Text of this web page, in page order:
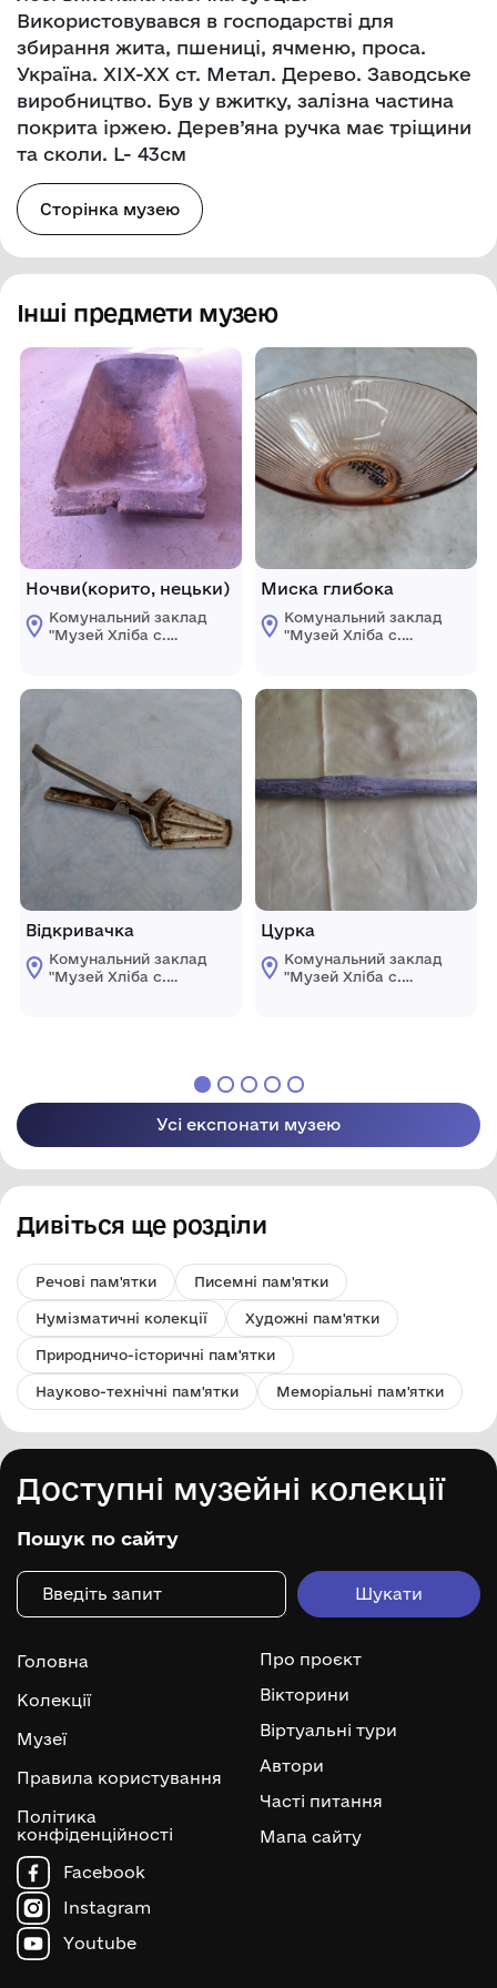
Використовувався в господарстві для
збирання жита, пшениці, ячменю, проса.
Україна. ХІХ-ХХ ст. Метал. Дерево. Заводське
виробництво. Був у вжитку, залізна частина
покрита іржею. Дерев’яна ручка має тріщини
та сколи. L- 43см
Сторінка музею
Інші предмети музею
Ночви(корито, нецьки)
Комунальний заклад
"Музей Хліба с.
Відкривачка
Комунальний заклад
"Музей Хліба с.
Миска глибока
Комунальний заклад
"Музей Хліба с.
Цурка
Комунальний заклад
"Музей Хліба с.
Усі експонати музею
Дивіться ще розділи
Речові пам'ятки Писемні пам'ятки
Нумізматичні колекції Художні пам'ятки
Природничо-історичні пам'ятки
Науково-технічні пам'ятки Меморіальні пам'ятки
Доступні музейні колекції
Пошук по сайту
Головна
Колекції
Музеї
Правила користування
Політика
конфіденційності
Про проєкт
Вікторини
Віртуальні тури
Автори
Часті питання
Мапа сайту
Facebook
Instagram
Youtube